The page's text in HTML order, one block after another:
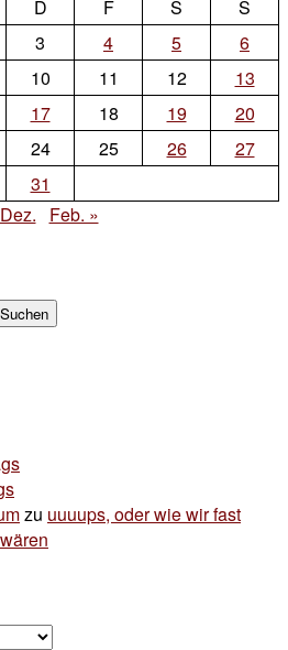
D F S
S
3 4 5
6
10 11 12
13
17 18 19
20
24 25 26
27
31
Feb. »
zu uuuups, oder wie wir fast